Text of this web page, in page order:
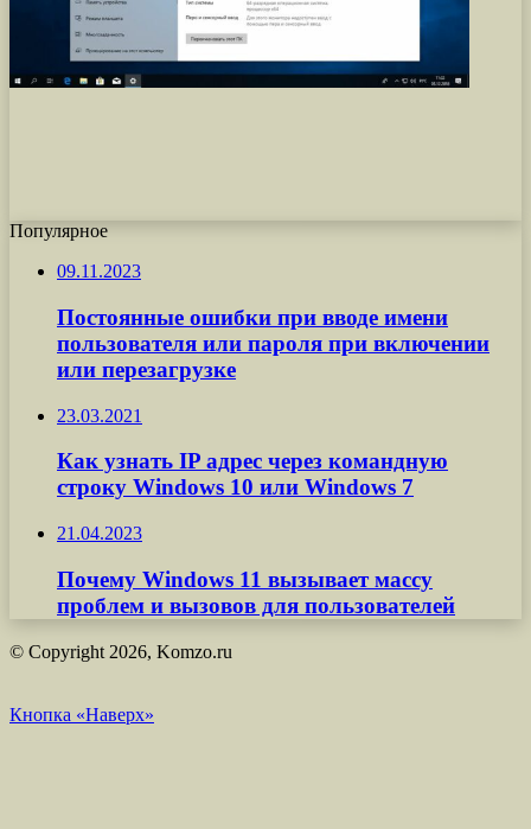
Популярное
09.11.2023
Постоянные ошибки при вводе имени
пользователя или пароля при включении
или перезагрузке
23.03.2021
Как узнать IP адрес через командную
строку Windows 10 или Windows 7
21.04.2023
Почему Windows 11 вызывает массу
проблем и вызовов для пользователей
© Copyright 2026, Komzo.ru
Кнопка «Наверх»